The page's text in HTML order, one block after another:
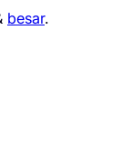
besar.